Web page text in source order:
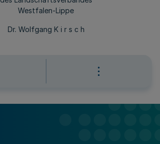
Westfalen-Lippe
Dr. Wolfgang K i r s c h